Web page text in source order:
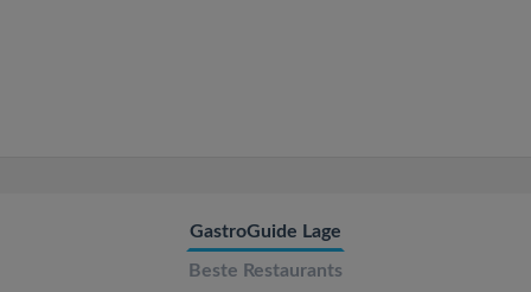
GastroGuide Lage
Beste Restaurants